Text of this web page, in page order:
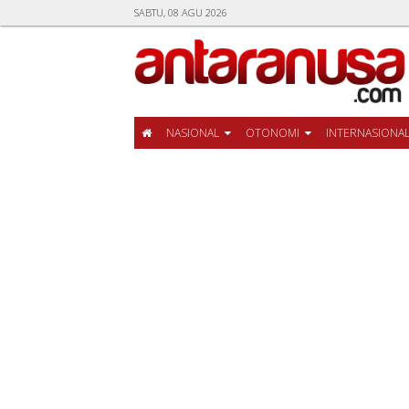
SABTU, 08 AGU 2026
NASIONAL OTONOMI INTERNASIONAL